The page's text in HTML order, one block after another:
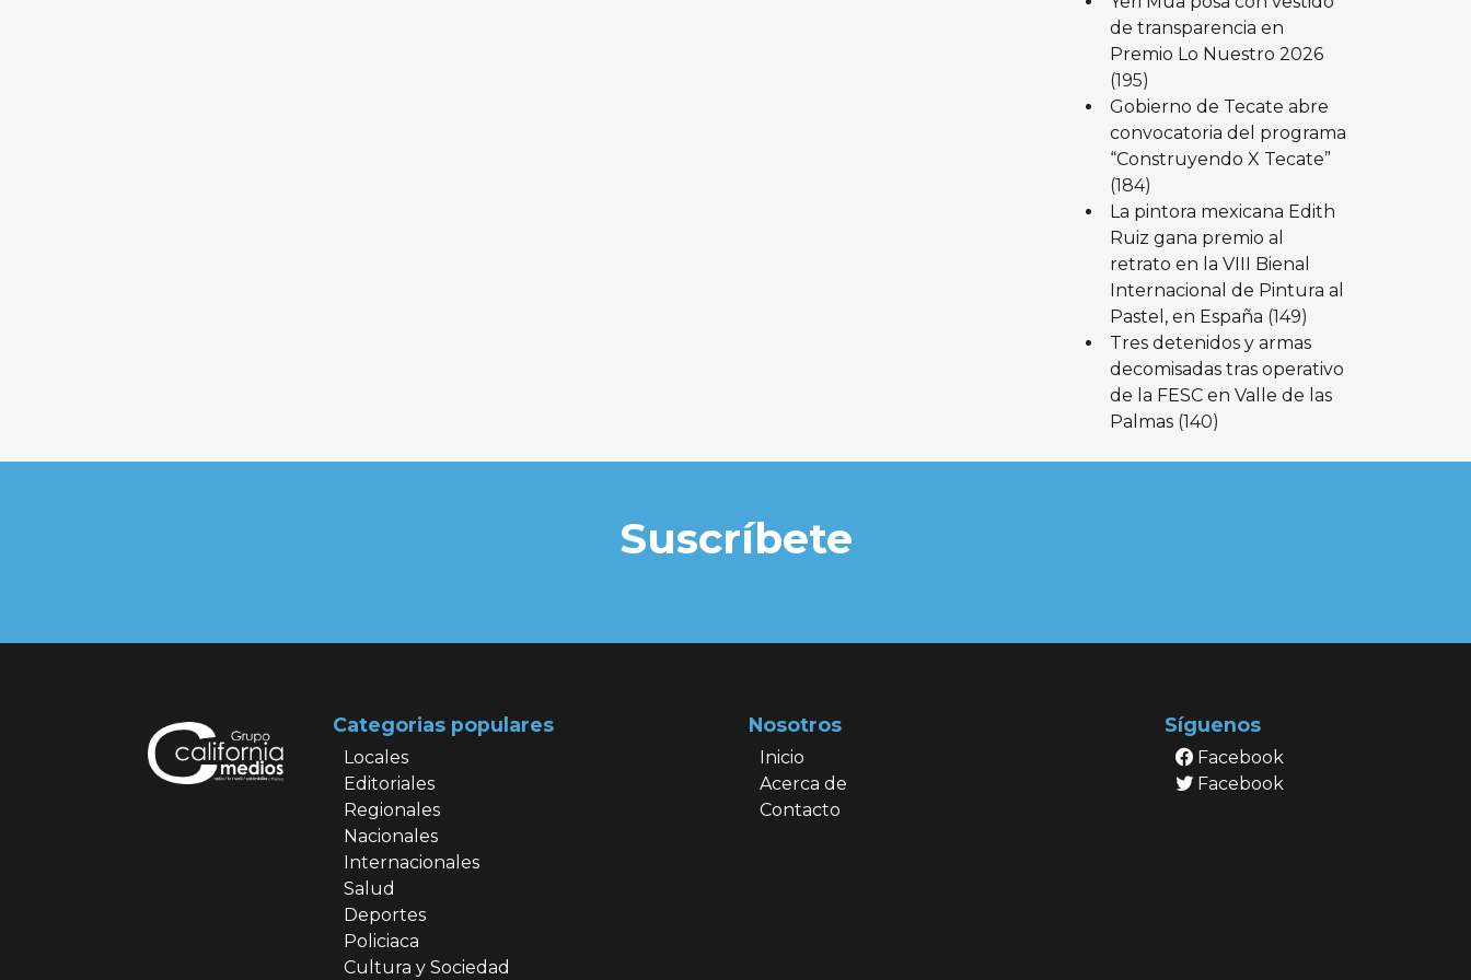
de transparencia en
Premio Lo Nuestro 2026
(195)
Gobierno de Tecate abre
convocatoria del programa
“Construyendo X Tecate”
(184)
La pintora mexicana Edith
Ruiz gana premio al
retrato en la VIII Bienal
Internacional de Pintura al
Pastel, en España (149)
Tres detenidos y armas
decomisadas tras operativo
de la FESC en Valle de las
Palmas (140)
Suscríbete
Categorias populares
Locales
Editoriales
Regionales
Nacionales
Internacionales
Salud
Deportes
Policiaca
Cultura y Sociedad
Nosotros
Inicio
Acerca de
Contacto
Síguenos
Facebook
Facebook